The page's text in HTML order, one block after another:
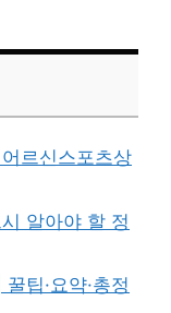
르신스포츠상
알아야 할 정
팁·요약·총정